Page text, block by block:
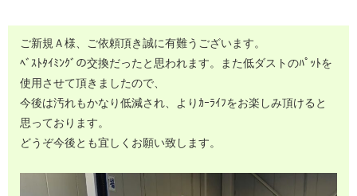
ご新規Ａ様、ご依頼頂き誠に有難うございます。
ﾍﾞｽﾄﾀｲﾐﾝｸﾞの交換だったと思われます。また低ダストのﾊﾟｯﾄを
使用させて頂きましたので、
今後は汚れもかなり低減され、よりｶｰﾗｲﾌをお楽しみ頂けると
思っております。
どうぞ今後とも宜しくお願い致します。